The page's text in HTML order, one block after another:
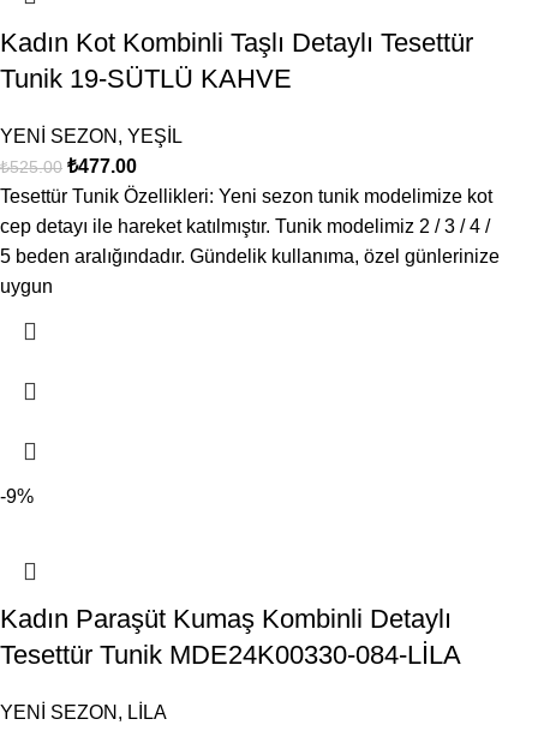
Kadın Kot Kombinli Taşlı Detaylı Tesettür
Tunik 19-SÜTLÜ KAHVE
YENİ SEZON , YEŞİL
₺525.00 ₺477.00
Tesettür Tunik Özellikleri: Yeni sezon tunik modelimize kot
cep detayı ile hareket katılmıştır. Tunik modelimiz 2 / 3 / 4 /
5 beden aralığındadır. Gündelik kullanıma, özel günlerinize
uygun
-9%
Kadın Paraşüt Kumaş Kombinli Detaylı
Tesettür Tunik MDE24K00330-084-LİLA
YENİ SEZON , LİLA